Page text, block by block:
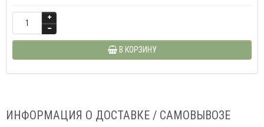
В КОРЗИНУ
ИНФОРМАЦИЯ О ДОСТАВКЕ / САМОВЫВОЗЕ